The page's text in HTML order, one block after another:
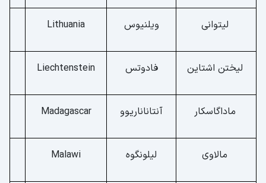
لیتوانی ویلنیوس Lithuania
لیختن اشتاین فادوتس Liechtenstein
ماداگاسکار آنتاناناریوو Madagascar
مالاوی لیلونگوه Malawi